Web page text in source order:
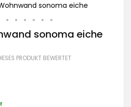
sonoma eiche
sonoma eiche
PRODUKT BEWERTET